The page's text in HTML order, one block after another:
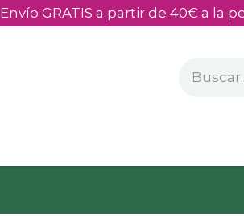
Envío GRATIS a partir de 40€ a la